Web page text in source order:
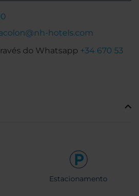
hotels.com
do Whatsapp +34 670 53
Estacionamento